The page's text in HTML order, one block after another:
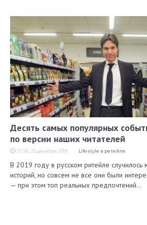
Десять самых популярных
по версии наших читателей
17:26, 25 декабря 2019 Lifestyle в ретейле
В 2019 году в русском ритейле случилось
историй, но совсем не все они были
— при этом топ реальных предпочтений…